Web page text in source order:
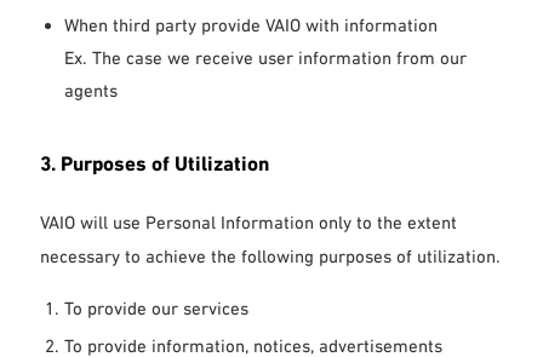
When third party provide VAIO with information
Ex. The case we receive user information from our
agents
3. Purposes of Utilization
VAIO will use Personal Information only to the extent
necessary to achieve the following purposes of utilization.
To provide our services
To provide information, notices, advertisements